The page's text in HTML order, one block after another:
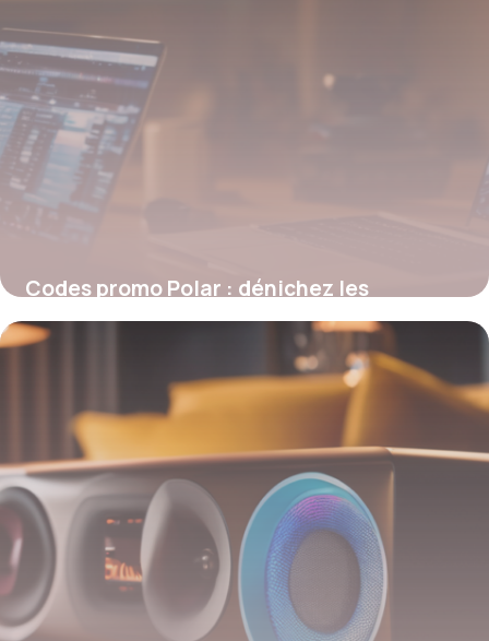
Codes promo Polar : dénichez les
meilleures réductions pour vos achats
high-tech